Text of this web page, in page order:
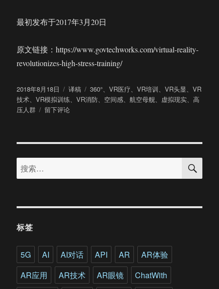
最初发布于2017年3月20日
原文链接：https://www.govtechworks.com/virtual-reality-
revolutionizes-high-stress-training/
发
布
于
2018年8月18日
分
类
译稿
标
签
360°、VR医疗、VR培训、VR头显、VR
技术、VR模拟训练、VR消防、 空间感、航空母舰、 虚拟现实、高
压人群
于
现
将
高
带
来
一
场
留下评论
搜
索：
搜
标签
5G AI AI对话 API AR
AR体验
AR应用
AR技术 AR眼镜
ChatWith